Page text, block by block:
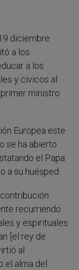
diciembre
a los
a los
y cívicos al
ministro
Europea este
se ha abierto
el Papa
a su huésped.
recurriendo
y espirituales
[el rey de
al
el alma del